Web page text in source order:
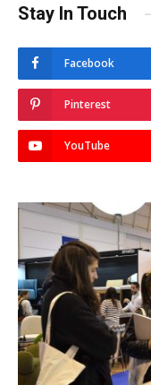
Stay In Touch
Facebook
Pinterest
YouTube